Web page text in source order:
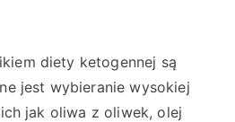
diety ketogennej są
jest wybieranie wysokiej
jak oliwa z oliwek, olej